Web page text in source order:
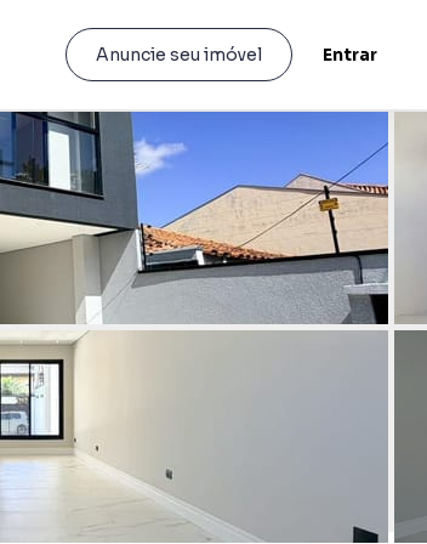
Anuncie seu imóvel Entrar